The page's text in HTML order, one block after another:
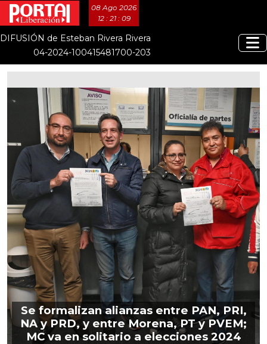
08 Ago 2026
12 : 21 : 10
DIFUSIÓN de Esteban Rivera Rivera
04-2024-100415481700-203
Se formalizan alianzas entre PAN, PRI,
NA y PRD, y entre Morena, PT y PVEM;
MC va en solitario a elecciones 2024